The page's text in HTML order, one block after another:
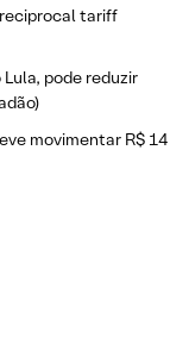
tariff
pode reduzir
movimentar R$ 14